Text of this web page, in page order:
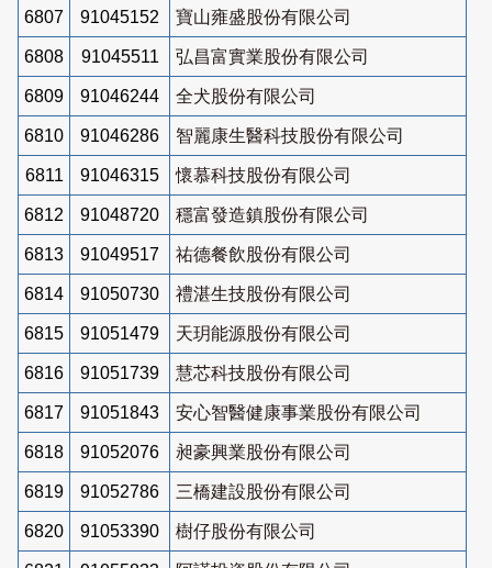
6807 91045152 寶山雍盛股份有限公司
6808 91045511 弘昌富實業股份有限公司
6809 91046244 全犬股份有限公司
6810 91046286 智麗康生醫科技股份有限公司
6811 91046315 懷慕科技股份有限公司
6812 91048720 穩富發造鎮股份有限公司
6813 91049517 祐德餐飲股份有限公司
6814 91050730 禮湛生技股份有限公司
6815 91051479 天玥能源股份有限公司
6816 91051739 慧芯科技股份有限公司
6817 91051843 安心智醫健康事業股份有限公司
6818 91052076 昶豪興業股份有限公司
6819 91052786 三橋建設股份有限公司
6820 91053390 樹仔股份有限公司